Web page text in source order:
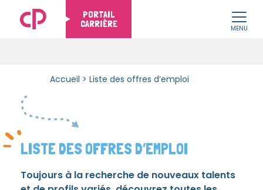
PORTAIL
CARRIÈRE
MENU
Accueil > Liste des offres d’emploi
LISTE DES OFFRES D’EMPLOI
Toujours à la recherche de nouveaux talents